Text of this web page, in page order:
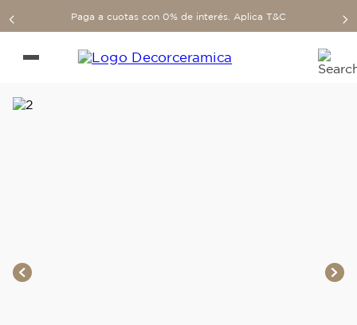
Paga a cuotas con 0% de interés. Aplica T&C